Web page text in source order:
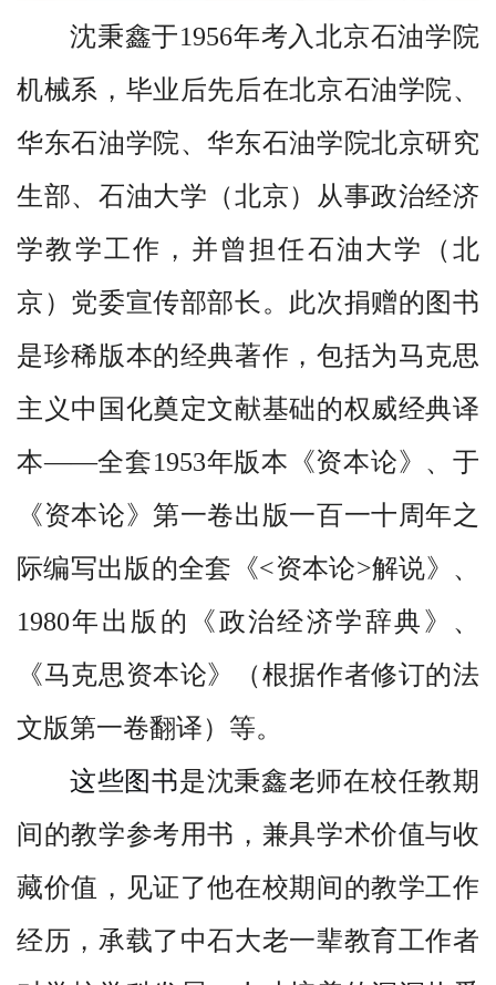
沈秉鑫于1956年考入北京石油学院
机械系，毕业后先后在北京石油学院、
华东石油学院、华东石油学院北京研究
生部、石油大学（北京）从事政治经济
学教学工作，并曾担任石油大学（北
京）党委宣传部部长。此次捐赠的图书
是珍稀版本的经典著作，包括为马克思
主义中国化奠定文献基础的权威经典译
本——全套1953年版本《资本论》 、于
《资本论》第一卷出版一百一十周年之
际编写出版的全套《<资本论>解说》、
1980年出版的《政治经济学辞典》、
《马克思资本论》（根据作者修订的法
文版第一卷翻译）等。
这些图书是沈秉鑫老师在校任教期
间的教学参考用书，兼具学术价值与收
藏价值，见证了他在校期间的教学工作
经历，承载了中石大老一辈教育工作者